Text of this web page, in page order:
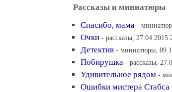
Рассказы и миниатюры
Спасибо, мама -
Очки - рассказы, 27.04.2015
Детектив - миниатюры,
Побирушка - рассказы,
Удивительное рядом -
Ошибки мистера Стабса